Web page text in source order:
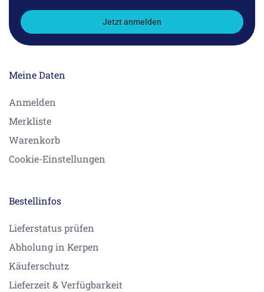
Jetzt anmelden
Meine Daten
Anmelden
Merkliste
Warenkorb
Cookie-Einstellungen
Bestellinfos
Lieferstatus prüfen
Abholung in Kerpen
Käuferschutz
Lieferzeit & Verfügbarkeit